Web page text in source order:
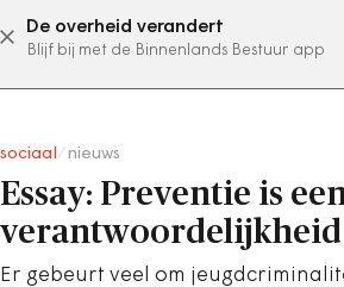
De overheid verandert
Blijf bij met de Binnenlands Bestuur app
abonneer nu
sociaal nieuws
Essay: Preventie is
verantwoordelijkheid
Er gebeurt veel om